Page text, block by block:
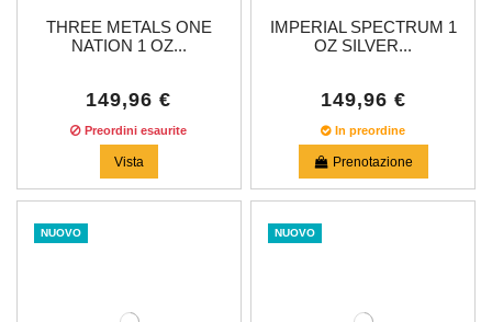
THREE METALS ONE
NATION 1 OZ...
149,96 €
Preordini esaurite
Vista
IMPERIAL SPECTRUM 1
OZ SILVER...
149,96 €
In preordine
Prenotazione
NUOVO NUOVO